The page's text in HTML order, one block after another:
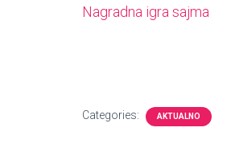
Nagradna igra sajma
Categories: AKTUALNO